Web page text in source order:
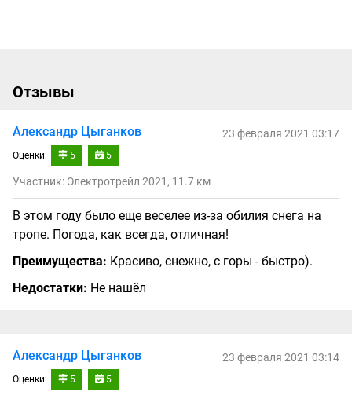
Отзывы
Александр Цыганков
Оценки: 5 5
23 февраля 2021 03:17
Участник: Электротрейл 2021, 11.7 км
В этом году было еще веселее из-за обилия снега на
тропе. Погода, как всегда, отличная!
Преимущества: Красиво, снежно, с горы - быстро).
Недостатки: Не нашёл
Александр Цыганков
Оценки: 5 5
23 февраля 2021 03:14